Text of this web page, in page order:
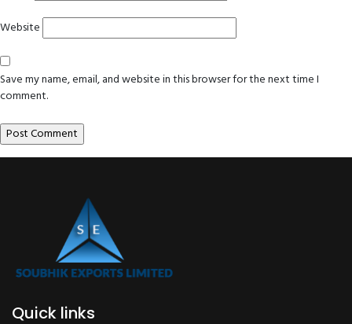
Website
Save my name, email, and website in this browser for the next time I
comment.
Quick links